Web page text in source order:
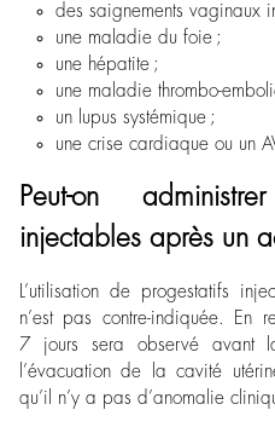
des saignements vaginaux
une maladie du foie ;
une hépatite ;
une maladie thrombo-
un lupus systémique ;
une crise cardiaque ou un
Peut-on
injectables après un
L’utilisation de progestatifs
n’est pas contre-indiquée. En
7 jours sera observé avant
l’évacuation de la cavité
qu’il n’y a pas d’anomalie